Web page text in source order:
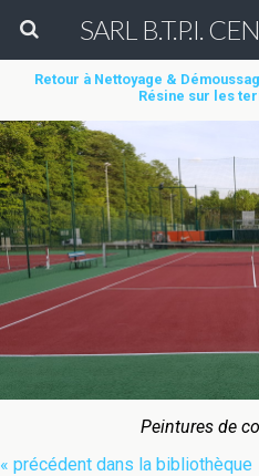
Retour à Nettoyage &
Résine sur les
Peintures de
« précédent dans la bibliothèque